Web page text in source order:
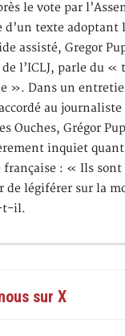
le vote par
d’un texte adoptant
assisté, Gregor
l’ICLJ, parle du «
». Dans un
au
Ouches, Grégor
inquiet quant
française : « Ils sont
de légiférer sur la
t-il.
sur X